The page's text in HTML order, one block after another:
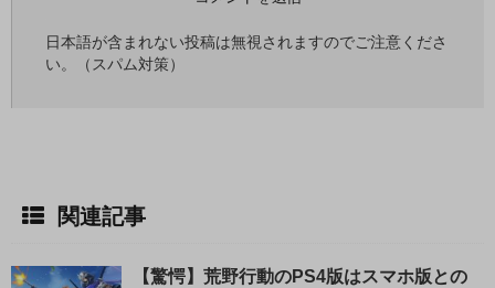
日本語が含まれない投稿は無視されますのでご注意くださ
い。（スパム対策）
関連記事
【驚愕】荒野行動のPS4版はスマホ版との